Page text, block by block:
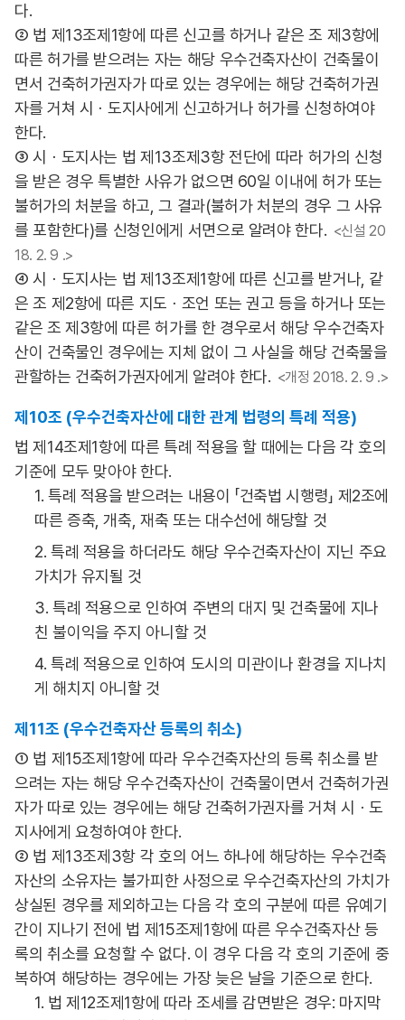
다.
② 법 제13조제1항에 따른 신고를 하거나 같은 조 제3항에
따른 허가를 받으려는 자는 해당 우수건축자산이 건축물이
면서 건축허가권자가 따로 있는 경우에는 해당 건축허가권
자를 거쳐 시ㆍ도지사에게 신고하거나 허가를 신청하여야
한다.
③ 시ㆍ도지사는 법 제13조제3항 전단에 따라 허가의 신청
을 받은 경우 특별한 사유가 없으면 60일 이내에 허가 또는
불허가의 처분을 하고, 그 결과(불허가 처분의 경우 그 사유
를 포함한다)를 신청인에게 서면으로 알려야 한다. <신설 20
18. 2. 9 .>
④ 시ㆍ도지사는 법 제13조제1항에 따른 신고를 받거나, 같
은 조 제2항에 따른 지도ㆍ조언 또는 권고 등을 하거나 또는
같은 조 제3항에 따른 허가를 한 경우로서 해당 우수건축자
산이 건축물인 경우에는 지체 없이 그 사실을 해당 건축물을
관할하는 건축허가권자에게 알려야 한다. <개정 2018. 2. 9 .>
제10조 (우수건축자산에 대한 관계 법령의 특례 적용)
법 제14조제1항에 따른 특례 적용을 할 때에는 다음 각 호의
기준에 모두 맞아야 한다.
1. 특례 적용을 받으려는 내용이 「건축법 시행령」 제2조에
따른 증축, 개축, 재축 또는 대수선에 해당할 것
2. 특례 적용을 하더라도 해당 우수건축자산이 지닌 주요
가치가 유지될 것
3. 특례 적용으로 인하여 주변의 대지 및 건축물에 지나
친 불이익을 주지 아니할 것
4. 특례 적용으로 인하여 도시의 미관이나 환경을 지나치
게 해치지 아니할 것
제11조 (우수건축자산 등록의 취소)
① 법 제15조제1항에 따라 우수건축자산의 등록 취소를 받
으려는 자는 해당 우수건축자산이 건축물이면서 건축허가권
자가 따로 있는 경우에는 해당 건축허가권자를 거쳐 시ㆍ도
지사에게 요청하여야 한다.
② 법 제13조제3항 각 호의 어느 하나에 해당하는 우수건축
자산의 소유자는 불가피한 사정으로 우수건축자산의 가치가
상실된 경우를 제외하고는 다음 각 호의 구분에 따른 유예기
간이 지나기 전에 법 제15조제1항에 따른 우수건축자산 등
록의 취소를 요청할 수 없다. 이 경우 다음 각 호의 기준에 중
복하여 해당하는 경우에는 가장 늦은 날을 기준으로 한다.
1. 법 제12조제1항에 따라 조세를 감면받은 경우: 마지막